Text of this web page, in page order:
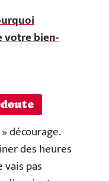
votre bien-
décourage.
des heures
pas